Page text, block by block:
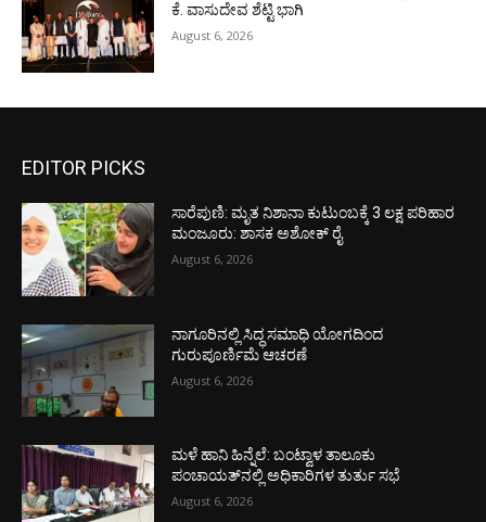
ಕೆ. ವಾಸುದೇವ ಶೆಟ್ಟಿ ಭಾಗಿ
August 6, 2026
EDITOR PICKS
ಸಾರೆಪುಣಿ: ಮೃತ ನಿಶಾನಾ ಕುಟುಂಬಕ್ಕೆ 3 ಲಕ್ಷ ಪರಿಹಾರ
ಮಂಜೂರು: ಶಾಸಕ ಅಶೋಕ್ ರೈ
August 6, 2026
ನಾಗೂರಿನಲ್ಲಿ ಸಿದ್ಧ ಸಮಾಧಿ ಯೋಗದಿಂದ
ಗುರುಪೂರ್ಣಿಮೆ ಆಚರಣೆ
August 6, 2026
ಮಳೆ ಹಾನಿ ಹಿನ್ನೆಲೆ: ಬಂಟ್ವಾಳ ತಾಲೂಕು
ಪಂಚಾಯತ್‌ನಲ್ಲಿ ಅಧಿಕಾರಿಗಳ ತುರ್ತು ಸಭೆ
August 6, 2026